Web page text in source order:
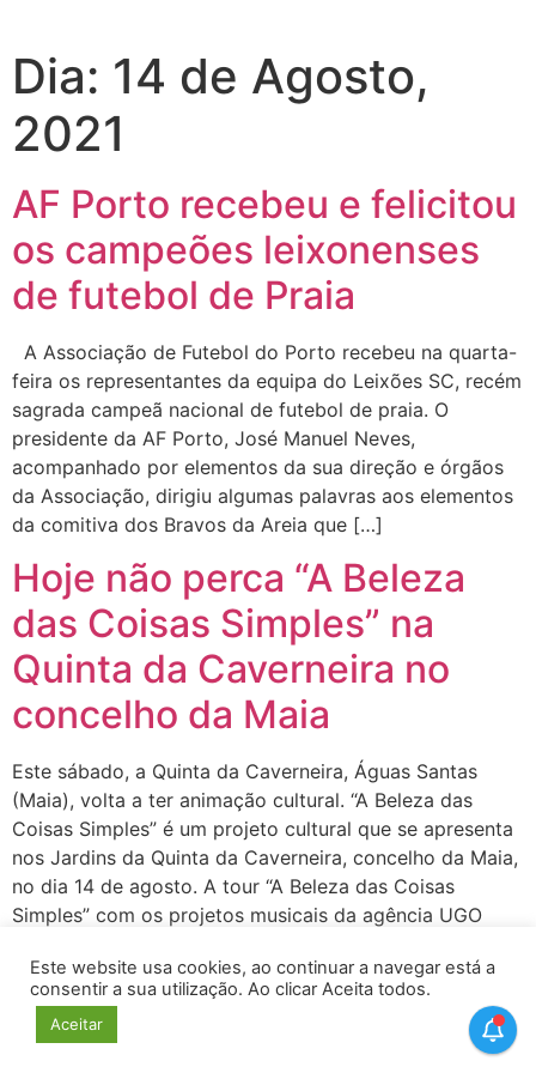
Dia: 14 de Agosto,
2021
AF Porto recebeu e felicitou
os campeões leixonenses
de futebol de Praia
A Associação de Futebol do Porto recebeu na quarta-
feira os representantes da equipa do Leixões SC, recém
sagrada campeã nacional de futebol de praia. O
presidente da AF Porto, José Manuel Neves,
acompanhado por elementos da sua direção e órgãos
da Associação, dirigiu algumas palavras aos elementos
da comitiva dos Bravos da Areia que […]
Hoje não perca “A Beleza
das Coisas Simples” na
Quinta da Caverneira no
concelho da Maia
Este sábado, a Quinta da Caverneira, Águas Santas
(Maia), volta a ter animação cultural. “A Beleza das
Coisas Simples” é um projeto cultural que se apresenta
nos Jardins da Quinta da Caverneira, concelho da Maia,
no dia 14 de agosto. A tour “A Beleza das Coisas
Simples” com os projetos musicais da agência UGO
Este website usa cookies, ao continuar a navegar está a
consentir a sua utilização. Ao clicar Aceita todos.
Aceitar